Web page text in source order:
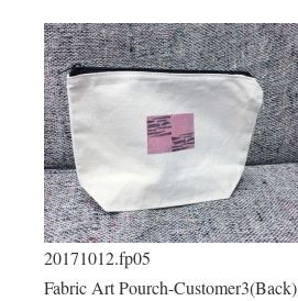
20171012.fp05
Fabric Art Pourch-Customer3(Back)